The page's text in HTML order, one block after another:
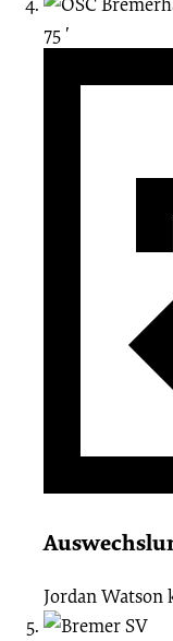
75 ′
Jordan Watson